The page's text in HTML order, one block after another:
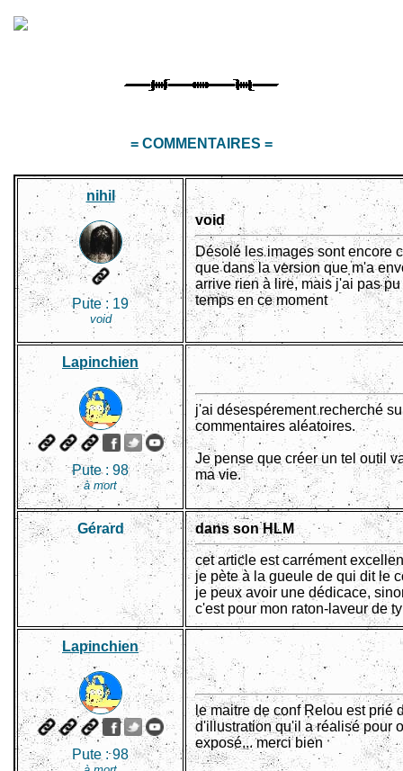
= COMMENTAIRES =
nihil
Pute : 19
void
void
Désolé les images sont encore
que dans la version que m'a
arrive rien à lire, mais j'ai pas
temps en ce moment
Lapinchien
Pute : 98
à mort
j'ai désespérement recherché
commentaires aléatoires.
Je pense que créer un tel outil
ma vie.
Gérard dans son HLM
cet article est carrément
je pète à la gueule de qui dit le
je peux avoir une dédicace,
c'est pour mon raton-laveur de
Lapinchien
Pute :98
le maitre de conf Relou est prié
d'illustration qu'il a réalisé pour
exposé... merci bien